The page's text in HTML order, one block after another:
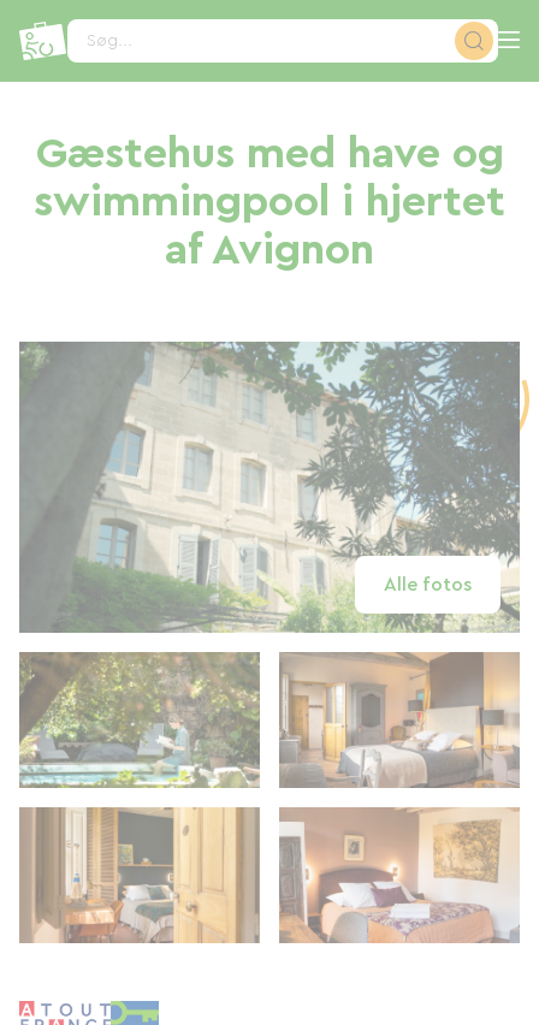
Søg...
Gæstehus med have og
swimmingpool i hjertet
af Avignon
Alle fotos
CCookie-styringspanel